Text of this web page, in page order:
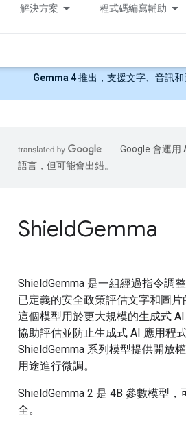
解決方案 程式碼編寫輔助
Gemma 4推出，支援文字、音訊和
Google 會運用
語言，但可能會出錯。
ShieldGemma
ShieldGemma 是一組經過指令調
已定義的安全政策評估文字和圖
這個模型用於更大規模的生成式
協助評估並防止生成式 AI 應用程
ShieldGemma 系列模型提供開放
用途進行微調。
ShieldGemma 2 是 4B 參數模型
全。